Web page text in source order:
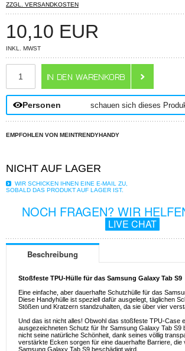
ZZGL. VERSANDKOSTEN
10,10 EUR
INKL. MWST
Personen schauen sich dieses
EMPFOHLEN VON MEINTRENDYHANDY
NICHT AUF LAGER
WIR SCHICKEN IHNEN EINE E-MAIL ZU,
SOBALD DAS PRODUKT AUF LAGER IST.
NOCH FRAGEN? WIR
LIVE CHAT
Beschreibung
Stoßfeste TPU-Hülle für das Samsung Galaxy Tab S9
Eine einfache, aber dauerhafte Schutzhülle für das
Diese Handyhülle ist speziell dafür ausgelegt, täglichen
Stößen und Kratzern standzuhalten, da sie über vier
Und das ist nicht alles! Obwohl das stoßfeste TPU-Case
ausgezeichneten Schutz für Ihr Samsung Galaxy Tab S9
nicht seine natürliche Schönheit, dank seines völlig
verstärkte Ecken sorgen für eine dauerhafte Barriere, die
Samsung Galaxy Tab S9 beschädigt wird.